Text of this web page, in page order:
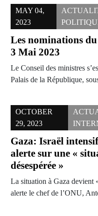
MAY 04,
2023
Les nominations
3 Mai 2023
Le Conseil des ministres
Palais de la République,
OCTOBER
29, 2023
Gaza: Israël
alerte sur une «
désespérée »
La situation à Gaza devient
alerte le chef de l’ONU,